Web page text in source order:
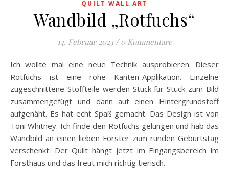
QUILT WALL ART
Wandbild „Rotfuchs“
14. Februar 2023 / 0 Kommentare
Ich wollte mal eine neue Technik ausprobieren. Dieser
Rotfuchs ist eine rohe Kanten-Applikation. Einzelne
zugeschnittene Stoffteile werden Stück für Stück zum Bild
zusammengefügt und dann auf einen Hintergrundstoff
aufgenäht. Es hat echt Spaß gemacht. Das Design ist von
Toni Whitney. Ich finde den Rotfuchs gelungen und hab das
Wandbild an einen lieben Förster zum runden Geburtstag
verschenkt. Der Quilt hängt jetzt im Eingangsbereich im
Forsthaus und das freut mich richtig tierisch.